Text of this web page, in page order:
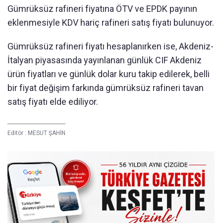
Gümrüksüz rafineri fiyatına ÖTV ve EPDK payının
eklenmesiyle KDV hariç rafineri satış fiyatı bulunuyor.
Gümrüksüz rafineri fiyatı hesaplanırken ise, Akdeniz-
İtalyan piyasasında yayınlanan günlük CIF Akdeniz
ürün fiyatları ve günlük dolar kuru takip edilerek, belli
bir fiyat değişim farkında gümrüksüz rafineri tavan
satış fiyatı elde ediliyor.
Editör : MESUT ŞAHİN